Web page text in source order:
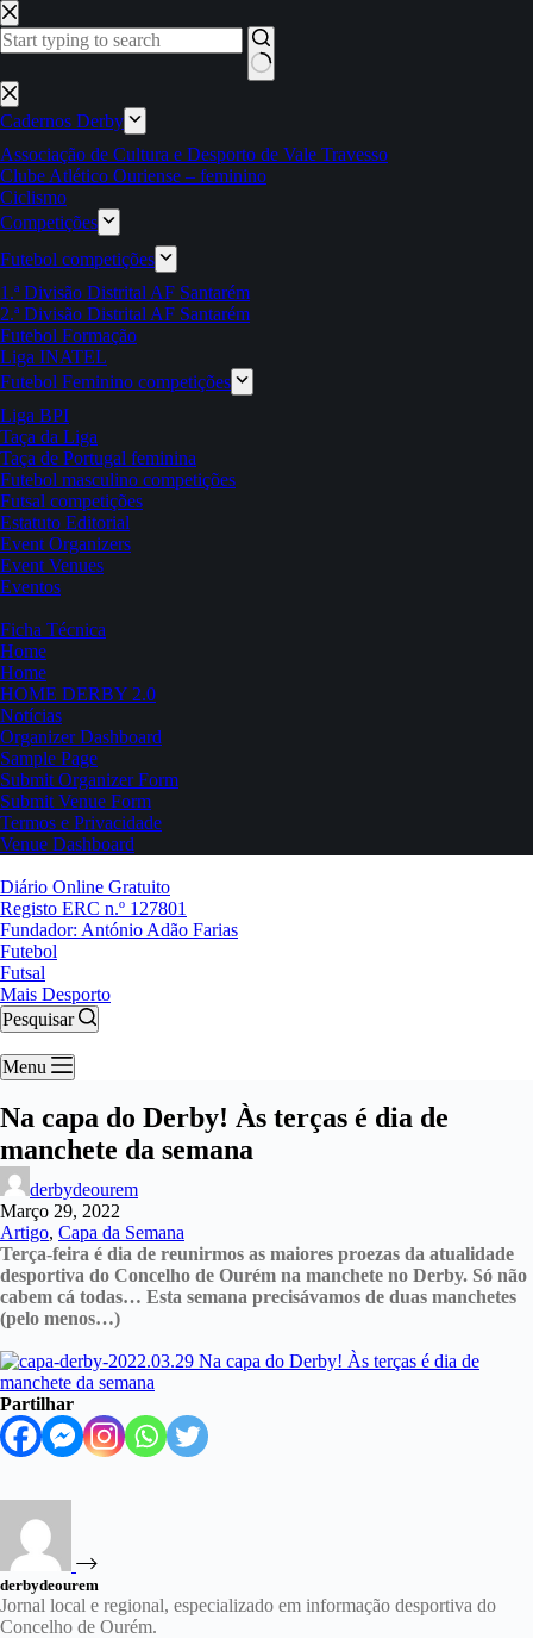
Pular
para
o
Sem
resultados
Cadernos Derby
Associação de Cultura e Desporto de Vale Travesso
Clube Atlético Ouriense – feminino
Ciclismo
Competições
Futebol competições
1.ª Divisão Distrital AF Santarém
2.ª Divisão Distrital AF Santarém
Futebol Formação
Liga INATEL
Futebol Feminino competições
Liga BPI
Taça da Liga
Taça de Portugal feminina
Futebol masculino competições
Futsal competições
Estatuto Editorial
Event Organizers
Event Venues
Eventos
Ficha Técnica
Home
Home
HOME DERBY 2.0
Notícias
Organizer Dashboard
Sample Page
Submit Organizer Form
Submit Venue Form
Termos e Privacidade
Venue Dashboard
Diário Online Gratuito
Registo ERC n.º 127801
Fundador: António Adão Farias
Futebol
Futsal
Mais Desporto
Pesquisar
Menu
Na capa do Derby! Às terças é dia de
manchete da semana
derbydeourem
Março 29, 2022
Artigo, Capa da Semana
Terça-feira é dia de reunirmos as maiores proezas da atualidade
desportiva do Concelho de Ourém na manchete no Derby. Só não
cabem cá todas… Esta semana precisávamos de duas manchetes
(pelo menos…)
Partilhar
derbydeourem
Jornal local e regional, especializado em informação desportiva do
Concelho de Ourém.